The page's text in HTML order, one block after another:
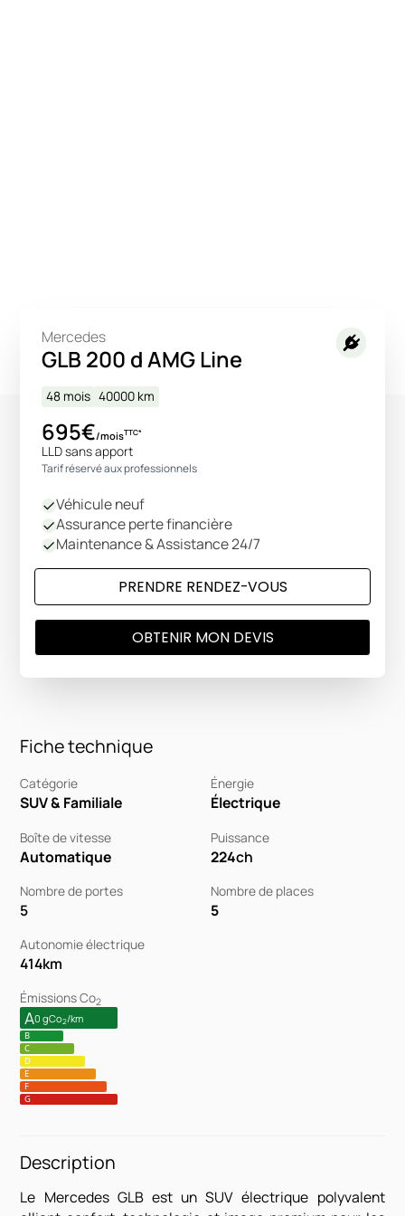
Fiche technique
Catégorie
SUV & Familiale
Énergie
Électrique
Boîte de vitesse
Automatique
Puissance
224ch
Nombre de portes
5
Nombre de places
5
Autonomie électrique
414km
Émissions Co2
A0 gCo2/km
B
C
D
E
F
G
Description
Le Mercedes GLB est un SUV électrique polyvalent
Mercedes
GLB 200 d AMG Line
48 mois 40000 km
695€/moisTTC*
LLD sans apport
Tarif réservé aux professionnels
Véhicule neuf
Assurance perte financière
Maintenance & Assistance 24/7
PRENDRE RENDEZ-VOUS
OBTENIR MON DEVIS